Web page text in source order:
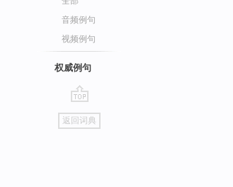
音频例句
视频例句
权威例句
go
top
返回词典